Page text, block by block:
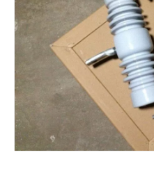
Polymer Fuse Cutout, Drop out Fuses 12 Kv 100A